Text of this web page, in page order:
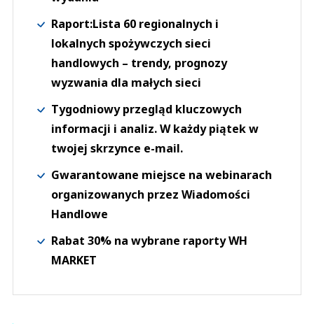
Raport:Lista 60 regionalnych i
lokalnych spożywczych sieci
handlowych – trendy, prognozy
wyzwania dla małych sieci
Tygodniowy przegląd kluczowych
informacji i analiz. W każdy piątek w
twojej skrzynce e-mail.
Gwarantowane miejsce na webinarach
organizowanych przez Wiadomości
Handlowe
Rabat 30% na wybrane raporty WH
MARKET